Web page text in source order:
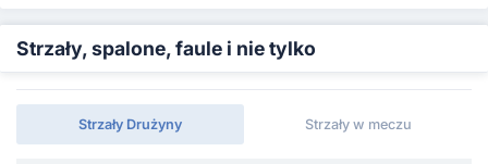
Strzały, spalone, faule i nie tylko
Strzały Drużyny Strzały w meczu